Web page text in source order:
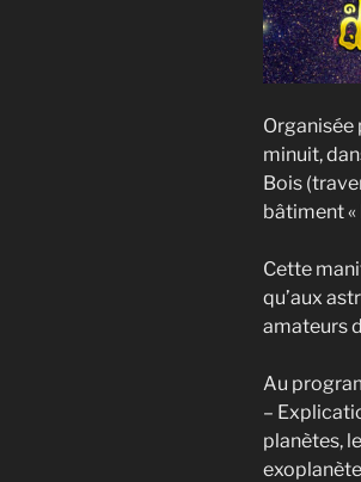
minuit,
Bois
bâtiment «
Cette
qu’aux
amateurs
Au
–
planètes,